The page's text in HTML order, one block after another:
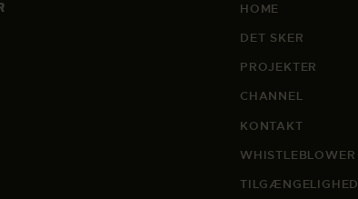
HOME
DET SKER
PROJEKTER
CHANNEL
KONTAKT
WHISTLEBLOWER
TILGÆNGELIGHED